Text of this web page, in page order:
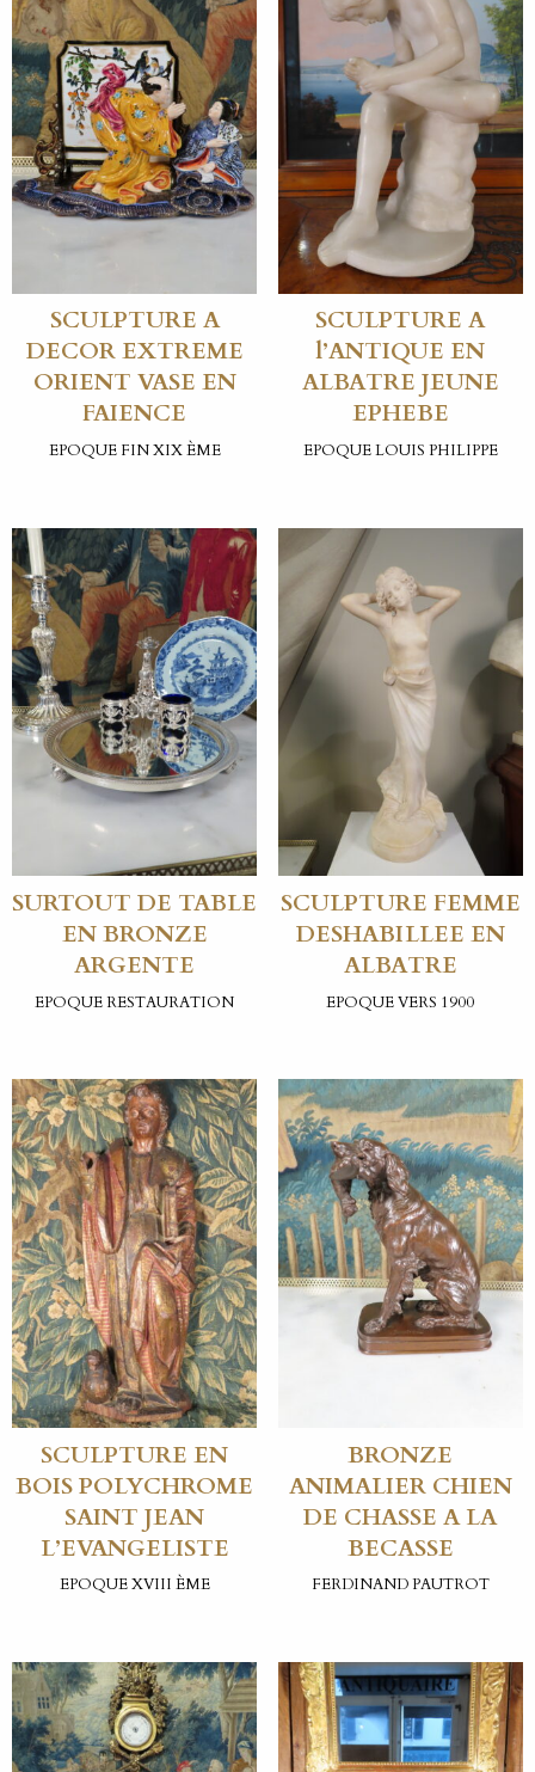
SCULPTURE A
DECOR EXTREME
ORIENT VASE EN
FAIENCE
EPOQUE FIN XIX ÈME
SCULPTURE A
l’ANTIQUE EN
ALBATRE JEUNE
EPHEBE
EPOQUE LOUIS PHILIPPE
SURTOUT DE TABLE
EN BRONZE
ARGENTE
EPOQUE RESTAURATION
SCULPTURE FEMME
DESHABILLEE EN
ALBATRE
EPOQUE VERS 1900
SCULPTURE EN
BOIS POLYCHROME
SAINT JEAN
L’EVANGELISTE
EPOQUE XVIII ÈME
BRONZE
ANIMALIER CHIEN
DE CHASSE A LA
BECASSE
FERDINAND PAUTROT